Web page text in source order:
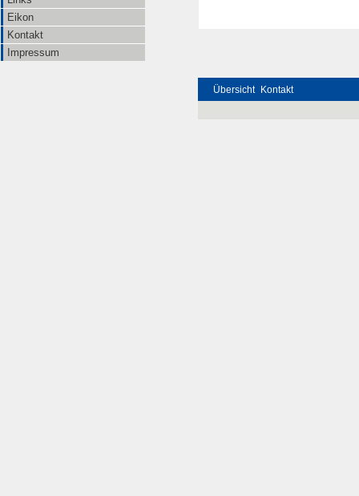
Eikon
Kontakt
Impressum
Übersicht Kontakt